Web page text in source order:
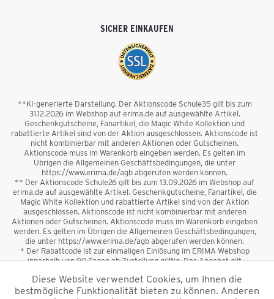
SICHER EINKAUFEN
**KI-generierte Darstellung. Der Aktionscode Schule35 gilt bis zum
31.12.2026 im Webshop auf erima.de auf ausgewählte Artikel.
Geschenkgutscheine, Fanartikel, die Magic White Kollektion und
rabattierte Artikel sind von der Aktion ausgeschlossen. Aktionscode ist
nicht kombinierbar mit anderen Aktionen oder Gutscheinen.
Aktionscode muss im Warenkorb eingeben werden. Es gelten im
Übrigen die Allgemeinen Geschäftsbedingungen, die unter
https://www.erima.de/agb abgerufen werden können.
** Der Aktionscode Schule26 gilt bis zum 13.09.2026 im Webshop auf
erima.de auf ausgewählte Artikel. Geschenkgutscheine, Fanartikel, die
Magic White Kollektion und rabattierte Artikel sind von der Aktion
ausgeschlossen. Aktionscode ist nicht kombinierbar mit anderen
Aktionen oder Gutscheinen. Aktionscode muss im Warenkorb eingeben
werden. Es gelten im Übrigen die Allgemeinen Geschäftsbedingungen,
die unter https://www.erima.de/agb abgerufen werden können.
* Der Rabattcode ist zur einmaligen Einlösung im ERIMA Webshop
innerhalb von 90 Tagen ab Zustellung gültig. Das Angebot gilt
sowie Geschenkgutscheine sind vom Rabatt ausgeschlossen. Der
Rabattcode ist nicht mit anderen Aktionen oder Gutscheinen
Diese Website verwendet Cookies, um Ihnen die
bestmögliche Funktionalität bieten zu können. Anderen